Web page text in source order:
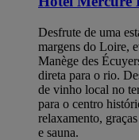
Desfrute de uma
margens do Loire,
Manège des
direta para o rio.
de vinho local no
para o centro
relaxamento,
e sauna.